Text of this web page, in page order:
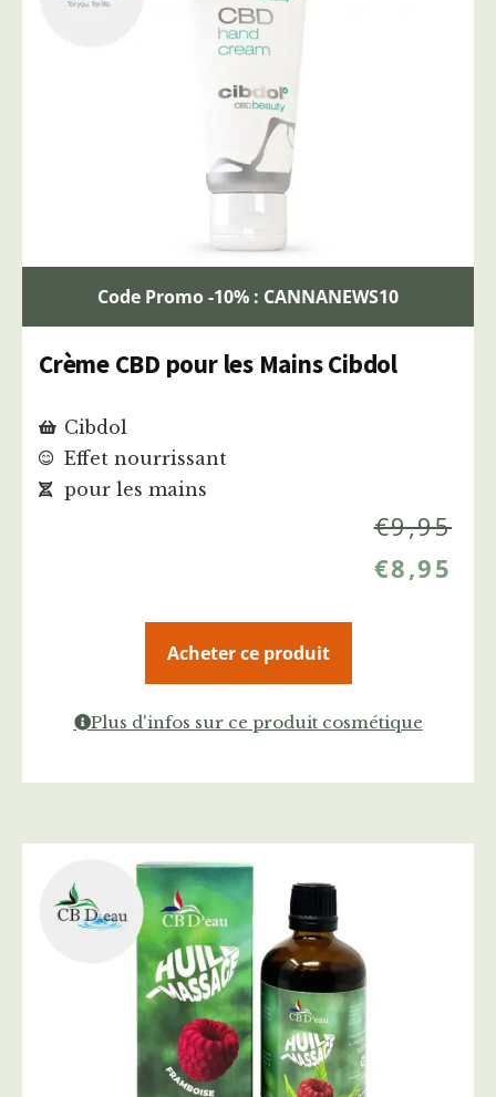
Code Promo -10% : CANNANEWS10
Crème CBD pour les Mains Cibdol
Cibdol
Effet nourrissant
pour les mains
€9,95
€8,95
Acheter ce produit
Plus d'infos sur ce produit cosmétique